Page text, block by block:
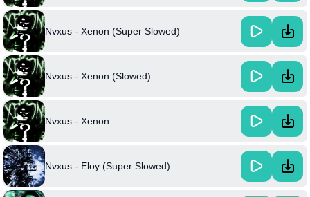
Nvxus - Xenon (Super Slowed)
Nvxus - Xenon (Slowed)
Nvxus - Xenon
Nvxus - Eloy (Super Slowed)